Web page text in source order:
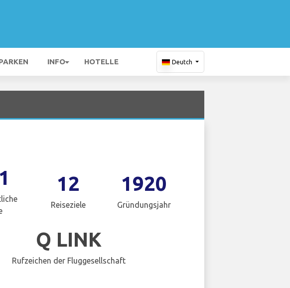
INFO HOTELLE Deutch
12
Reiseziele
1920
Gründungsjahr
Q LINK
Rufzeichen der Fluggesellschaft